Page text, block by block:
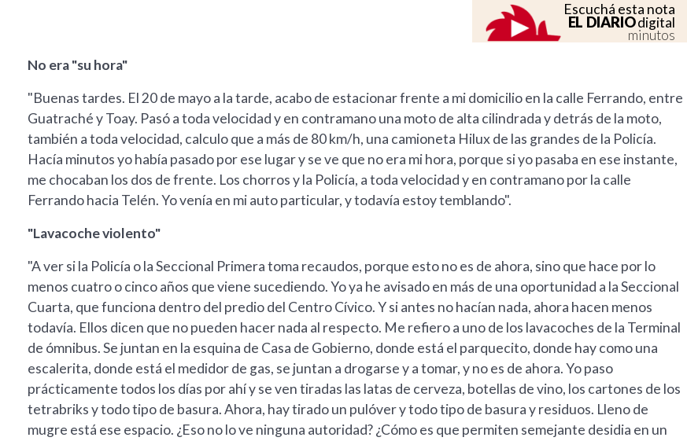
Escuchá esta nota
EL DIARIOdigital
minutos
No era "su hora"
"Buenas tardes. El 20 de mayo a la tarde, acabo de estacionar frente a mi domicilio en la calle Ferrando, entre
Guatraché y Toay. Pasó a toda velocidad y en contramano una moto de alta cilindrada y detrás de la moto,
también a toda velocidad, calculo que a más de 80 km/h, una camioneta Hilux de las grandes de la Policía.
Hacía minutos yo había pasado por ese lugar y se ve que no era mi hora, porque si yo pasaba en ese instante,
me chocaban los dos de frente. Los chorros y la Policía, a toda velocidad y en contramano por la calle
Ferrando hacia Telén. Yo venía en mi auto particular, y todavía estoy temblando".
"Lavacoche violento"
"A ver si la Policía o la Seccional Primera toma recaudos, porque esto no es de ahora, sino que hace por lo
menos cuatro o cinco años que viene sucediendo. Yo ya he avisado en más de una oportunidad a la Seccional
Cuarta, que funciona dentro del predio del Centro Cívico. Y si antes no hacían nada, ahora hacen menos
todavía. Ellos dicen que no pueden hacer nada al respecto. Me refiero a uno de los lavacoches de la Terminal
de ómnibus. Se juntan en la esquina de Casa de Gobierno, donde está el parquecito, donde hay como una
escalerita, donde está el medidor de gas, se juntan a drogarse y a tomar, y no es de ahora. Yo paso
prácticamente todos los días por ahí y se ven tiradas las latas de cerveza, botellas de vino, los cartones de los
tetrabriks y todo tipo de basura. Ahora, hay tirado un pulóver y todo tipo de basura y residuos. Lleno de
mugre está ese espacio. ¿Eso no lo ve ninguna autoridad? ¿Cómo es que permiten semejante desidia en un